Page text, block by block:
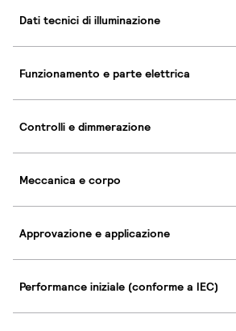
Dati tecnici di illuminazione
Funzionamento e parte elettrica
Controlli e dimmerazione
Meccanica e corpo
Approvazione e applicazione
Performance iniziale (conforme a IEC)